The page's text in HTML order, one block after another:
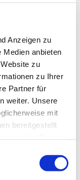
Anzeigen zu
Medien anbieten
zu
zu Ihrer
Partner für
weiter. Unsere
mit
bereitgestellt